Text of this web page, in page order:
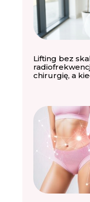
Lifting bez
chirurgię, a